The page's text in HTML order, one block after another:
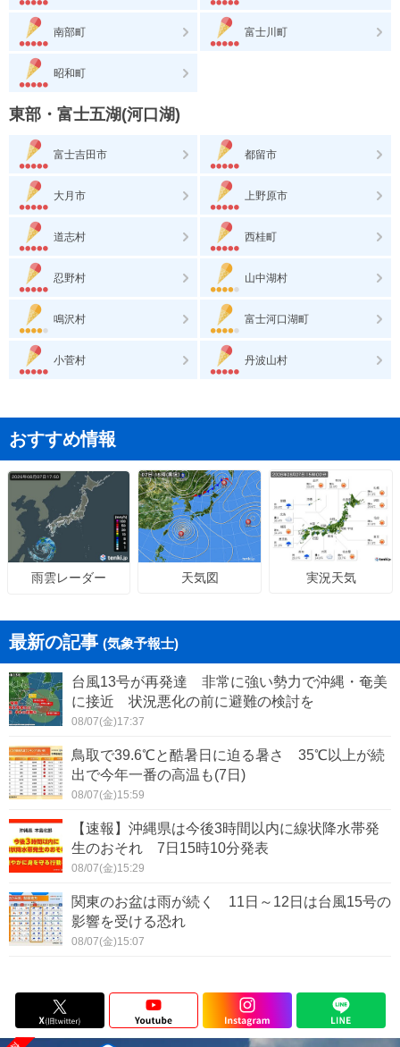
南部町 富士川町
昭和町
東部・富士五湖(河口湖)
富士吉田市 都留市
大月市 上野原市
道志村 西桂町
忍野村 山中湖村
鳴沢村 富士河口湖町
小菅村 丹波山村
おすすめ情報
雨雲レーダー 天気図 実況天気
最新の記事 (気象予報士)
台風13号が再発達 非常に強い勢力で沖縄・奄美
に接近 状況悪化の前に避難の検討を
08/07(金)17:37
鳥取で39.6℃と酷暑日に迫る暑さ 35℃以上が続
出で今年一番の高温も(7日)
08/07(金)15:59
【速報】沖縄県は今後3時間以内に線状降水帯発
生のおそれ 7日15時10分発表
08/07(金)15:29
関東のお盆は雨が続く 11日～12日は台風15号の
影響を受ける恐れ
08/07(金)15:07